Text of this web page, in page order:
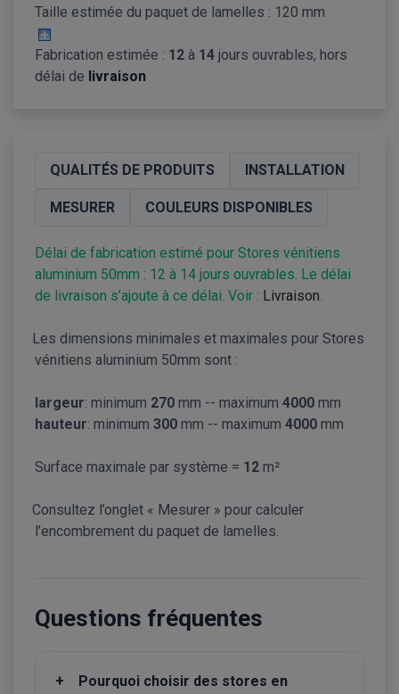
Taille estimée du paquet de lamelles : 120 mm
Fabrication estimée : 12 à 14 jours ouvrables, hors
délai de livraison
QUALITÉS DE PRODUITS INSTALLATION
MESURER COULEURS DISPONIBLES
Délai de fabrication estimé pour Stores vénitiens
aluminium 50mm : 12 à 14 jours ouvrables. Le délai
de livraison s’ajoute à ce délai. Voir : Livraison.
Les dimensions minimales et maximales pour Stores
vénitiens aluminium 50mm sont :
largeur: minimum 270 mm -- maximum 4000 mm
hauteur: minimum 300 mm -- maximum 4000 mm
Surface maximale par système = 12 m²
Consultez l’onglet « Mesurer » pour calculer
l’encombrement du paquet de lamelles.
Questions fréquentes
+
Pourquoi choisir des stores en